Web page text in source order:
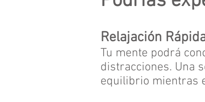
Relajación
Tu mente podrá
distracciones. Una
equilibrio mientras